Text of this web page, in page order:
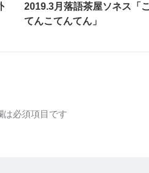
2019.3月落語茶屋ソネス「こ
てんこてんてん」
は必須項目です